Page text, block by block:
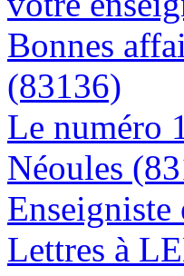
Bonnes
(83136)
Le numéro
Néoules
Lettres à